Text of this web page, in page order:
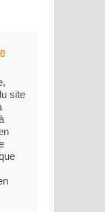
site